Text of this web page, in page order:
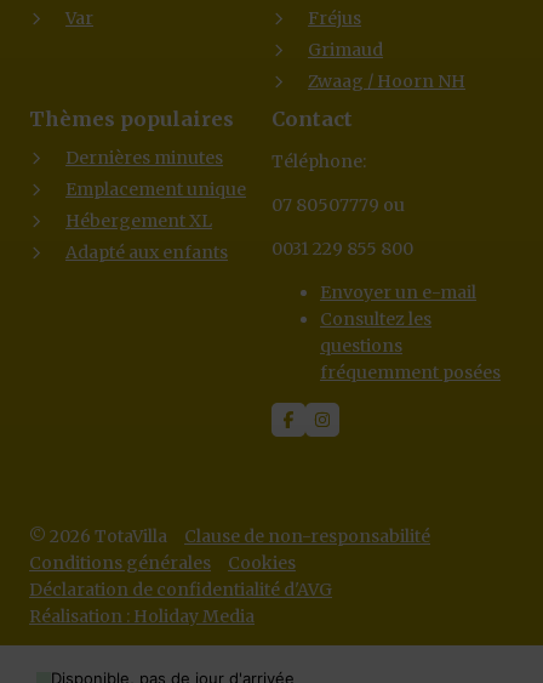
Var
Fréjus
Grimaud
Zwaag / Hoorn NH
Thèmes populaires
Dernières minutes
Emplacement unique
Hébergement XL
Adapté aux enfants
Contact
Téléphone:
07 80507779 ou
0031 229 855 800
Envoyer un e-mail
Consultez les
questions
fréquemment posées
© 2026 TotaVilla
Clause de non-responsabilité
Conditions générales
Cookies
Déclaration de confidentialité d'AVG
Réalisation : Holiday Media
Disponible, pas de jour d'arrivée